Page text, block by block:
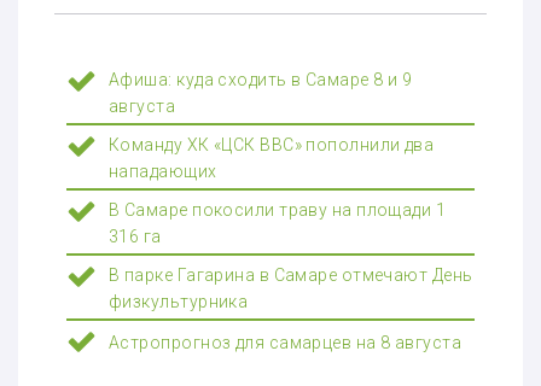
Афиша: куда сходить в Самаре 8 и 9
августа
Команду ХК «ЦСК ВВС» пополнили два
нападающих
В Самаре покосили траву на площади 1
316 га
В парке Гагарина в Самаре отмечают День
физкультурника
Астропрогноз для самарцев на 8 августа